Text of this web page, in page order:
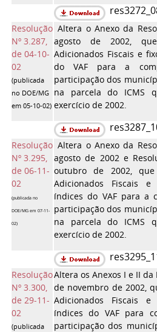
Resolução
Nº 3.287,
de 04-10-
02
(publicada
no DOE/MG
em 05-10-02)
Altera o Anexo da
agosto de 2002,
Adicionados Fiscais e
do VAF para a
participação dos
na parcela do ICMS
exercício de 2002.
Resolução
Nº 3.295,
de 06-11-
02
(publicada no
DOE/MG em 07-11-
02)
Altera o Anexo da
agosto de 2002 e
outubro de 2002,
Adicionados Fiscais
índices do VAF para a
participação dos
na parcela do ICMS
exercício de 2002.
Resolução
Nº 3.300,
de 29-11-
02
(publicada
Altera os Anexos I e II da
de novembro de 2002,
Adicionados Fiscais
índices do VAF para
participação dos